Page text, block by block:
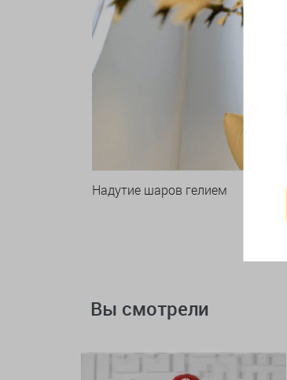
Надутие шаров гелием
Вы смотрели